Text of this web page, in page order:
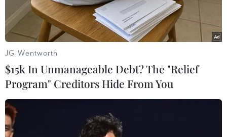
phẩm nghệ thuật độc đáo từ
rêu
Theo dõi VietnamPlus
JG Wentworth
$15k In Unmanageable Debt? The "Relief
Program" Creditors Hide From You